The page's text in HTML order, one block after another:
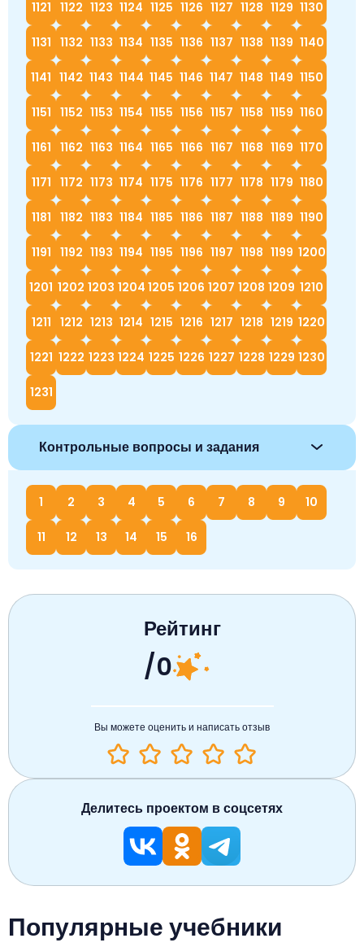
1121 1122 1123 1124 1125 1126 1127 1128 1129 1130
1131 1132 1133 1134 1135 1136 1137 1138 1139 1140
1141 1142 1143 1144 1145 1146 1147 1148 1149 1150
1151 1152 1153 1154 1155 1156 1157 1158 1159 1160
1161 1162 1163 1164 1165 1166 1167 1168 1169 1170
1171 1172 1173 1174 1175 1176 1177 1178 1179 1180
1181 1182 1183 1184 1185 1186 1187 1188 1189 1190
1191 1192 1193 1194 1195 1196 1197 1198 1199 1200
1201 1202 1203 1204 1205 1206 1207 1208 1209 1210
1211 1212 1213 1214 1215 1216 1217 1218 1219 1220
1221 1222 1223 1224 1225 1226 1227 1228 1229 1230
1231
Контрольные вопросы и задания
1 2 3 4 5 6 7 8 9 10
11 12 13 14 15 16
Популярные учебники
Рейтинг
/0
Вы можете оценить и написать отзыв
Делитесь проектом в соцсетях